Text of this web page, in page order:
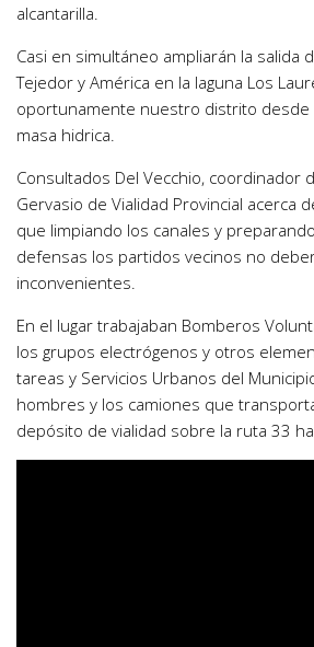
alcantarilla.
Casi en simultáneo ampliarán la salida
Tejedor y América en la laguna Los
oportunamente nuestro distrito desde
masa hidrica.
Consultados Del Vecchio, coordinador
Gervasio de Vialidad Provincial acerca
que limpiando los canales y
defensas los partidos vecinos no
inconvenientes.
En el lugar trabajaban Bomberos
los grupos electrógenos y otros
tareas y Servicios Urbanos del
hombres y los camiones que
depósito de vialidad sobre la ruta 33